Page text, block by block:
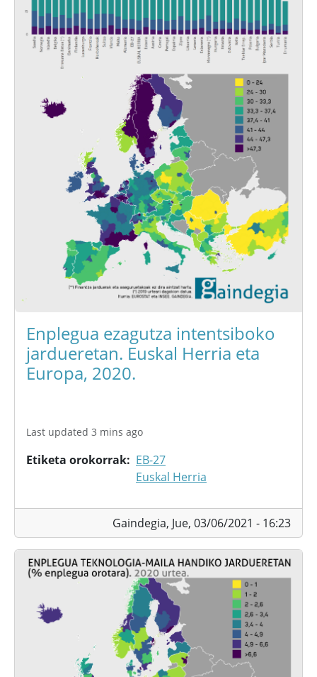
Enplegua ezagutza intentsiboko
jardueretan. Euskal Herria eta
Europa, 2020.
Last updated 3 mins ago
Etiketa orokorrak
EB-27
Euskal Herria
Gaindegia, Jue, 03/06/2021 - 16:23